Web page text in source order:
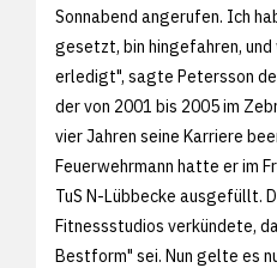
Sonnabend angerufen. Ich
gesetzt, bin hingefahren, und
erledigt", sagte Petersson
der von 2001 bis 2005 im
vier Jahren seine Karriere
Feuerwehrmann hatte er im
TuS N-Lübbecke ausgefüllt.
Fitnessstudios verkündete,
Bestform" sei. Nun gelte es